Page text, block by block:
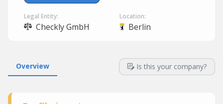
Legal Entity:
Checkly GmbH
Location:
Berlin
Overview Is this your company?